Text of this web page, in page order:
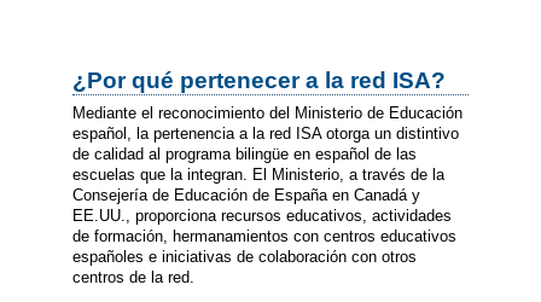
¿Por qué pertenecer a la red ISA?
Mediante el reconocimiento del Ministerio de Educación
español, la pertenencia a la red ISA otorga un distintivo
de calidad al programa bilingüe en español de las
escuelas que la integran. El Ministerio, a través de la
Consejería de Educación de España en Canadá y
EE.UU., proporciona recursos educativos, actividades
de formación, hermanamientos con centros educativos
españoles e iniciativas de colaboración con otros
centros de la red.